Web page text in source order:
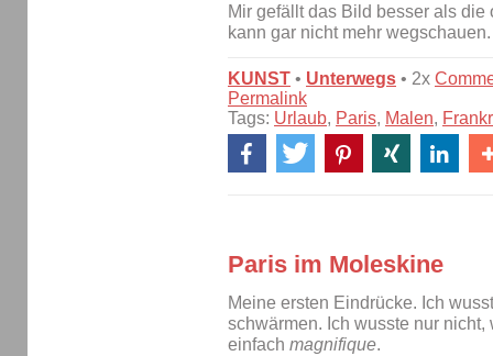
Mir gefällt das Bild besser als
kann gar nicht mehr wegschauen.
KUNST • Unterwegs • 2x
Permalink
Tags: Urlaub, Paris, Malen,
Paris im Moleskine
Meine ersten Eindrücke. Ich
schwärmen. Ich wusste nur
einfach magnifique.